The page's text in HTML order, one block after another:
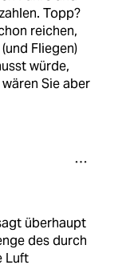
Topp?
reichen,
Fliegen)
würde,
Sie aber
überhaupt
des durch
Luft